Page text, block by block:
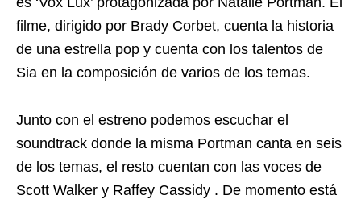
filme, dirigido por Brady Corbet, cuenta la historia
de una estrella pop y cuenta con los talentos de
Sia en la composición de varios de los temas.
Junto con el estreno podemos escuchar el
soundtrack donde la misma Portman canta en seis
de los temas, el resto cuentan con las voces de
Scott Walker y Raffey Cassidy . De momento está